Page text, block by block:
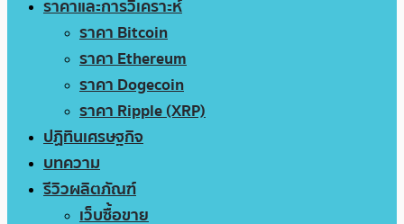
ราคาและการวิเคราะห์
ราคา Bitcoin
ราคา Ethereum
ราคา Dogecoin
ราคา Ripple (XRP)
ปฏิทินเศรษฐกิจ
บทความ
รีวิวผลิตภัณฑ์
เว็บซื้อขาย